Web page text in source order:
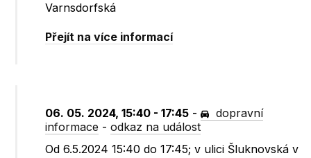
Varnsdorfská
Přejít na více informací
06. 05. 2024, 15:40 - 17:45 -
dopravní
informace -odkaz na událost
Od 6.5.2024 15:40 do 17:45; v ulici Šluknovská v